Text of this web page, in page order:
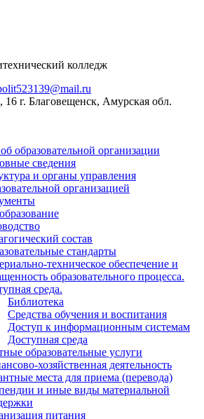
колледж
16 г. Благовещенск, Амурская обл.
образовательной организации
сведения
и органы управления
организацией
состав
стандарты
техническое обеспечение и
образовательного процесса.
среда.
Библиотека
Средства обучения и воспитания
Доступ к информационным системам
Доступная среда
образовательные услуги
хозяйственная деятельность
места для приема (перевода)
и иные виды материальной
питания